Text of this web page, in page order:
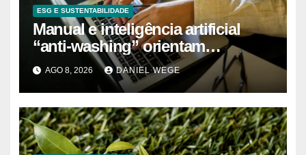
ESG E SUSTENTABILIDADE
Manual e inteligência artificial
“anti-washing” orientam
empresas
AGO 8, 2026 DANIEL WEGE